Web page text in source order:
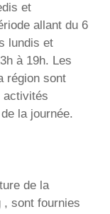
et
allant du 6
lundis et
à 19h. Les
région sont
activités
la journée.
de la
, sont fournies